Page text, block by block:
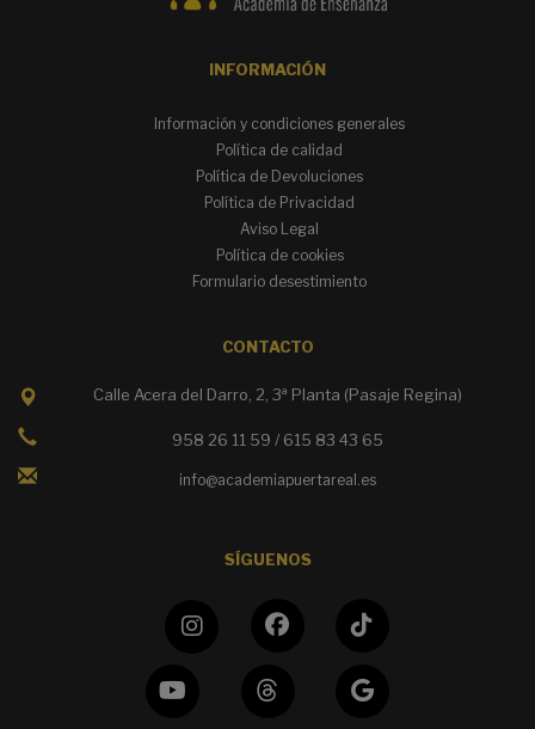
INFORMACIÓN
Información y condiciones generales
Política de calidad
Política de Devoluciones
Política de Privacidad
Aviso Legal
Política de cookies
Formulario desestimiento
CONTACTO
Calle Acera del Darro, 2, 3ª Planta (Pasaje Regina)
958 26 11 59 / 615 83 43 65
info@academiapuertareal.es
SÍGUENOS